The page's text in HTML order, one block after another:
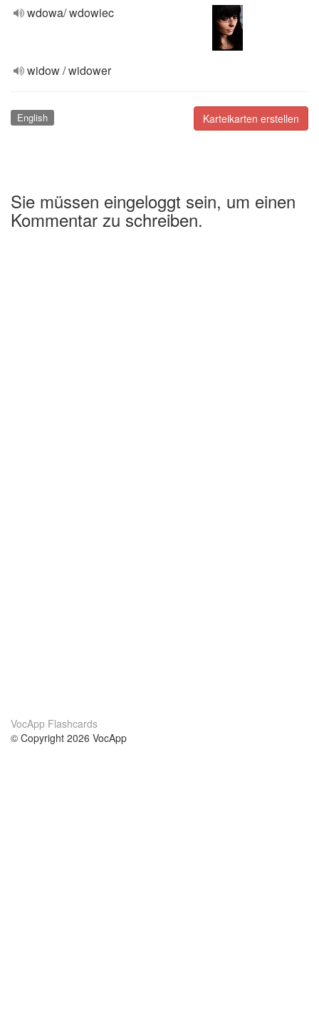
wdowa/ wdowiec
widow / widower
Karteikarten erstellen
English
Sie müssen eingeloggt sein, um einen
Kommentar zu schreiben.
VocApp Flashcards
© Copyright 2026 VocApp